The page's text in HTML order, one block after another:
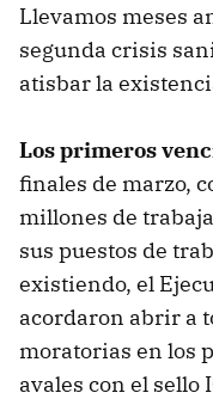
Llevamos meses
segunda crisis
atisbar la
Los primeros
finales de marzo,
millones de
sus puestos de
existiendo, el
acordaron abrir a
moratorias en los
avales con el sello